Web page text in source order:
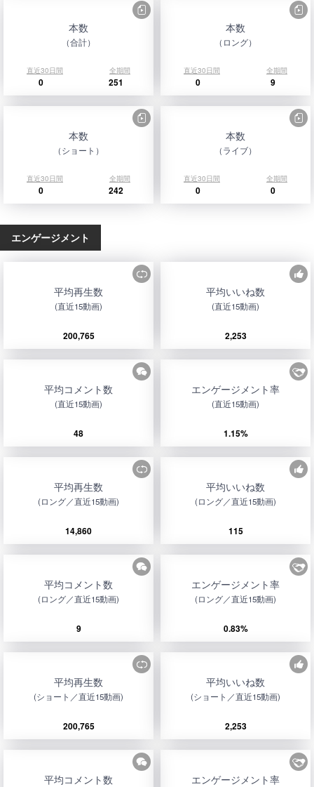
本数
（合計）
直近30日間 全期間
0 251
本数
（ロング）
直近30日間 全期間
0 9
本数
（ショート）
直近30日間 全期間
0 242
本数
（ライブ）
直近30日間 全期間
0 0
エンゲージメント
平均再生数
(直近15動画)
200,765
平均いいね数
(直近15動画)
2,253
平均コメント数
(直近15動画)
48
エンゲージメント率
(直近15動画)
1.15%
平均再生数
(ロング／直近15動画)
14,860
平均いいね数
(ロング／直近15動画)
115
平均コメント数
(ロング／直近15動画)
9
エンゲージメント率
(ロング／直近15動画)
0.83%
平均再生数
(ショート／直近15動画)
200,765
平均いいね数
(ショート／直近15動画)
2,253
平均コメント数 エンゲージメント率